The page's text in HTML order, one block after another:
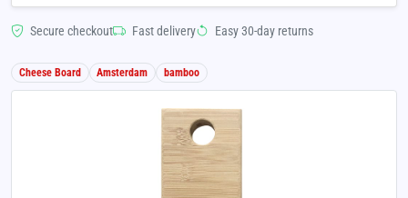
Secure checkout Fast delivery Easy 30-day returns
Cheese Board Amsterdam bamboo